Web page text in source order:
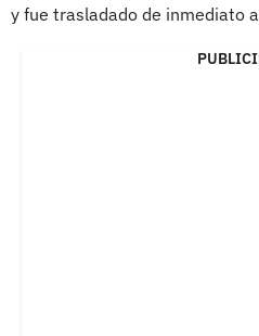
y fue trasladado de inmediato